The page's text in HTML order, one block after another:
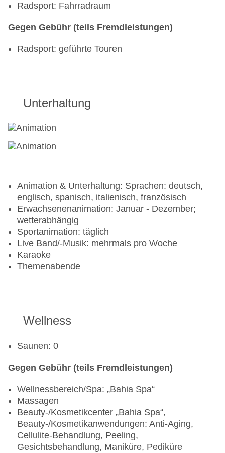
Radsport: Fahrradraum
Gegen Gebühr (teils Fremdleistungen)
Radsport: geführte Touren
Unterhaltung
Animation & Unterhaltung: Sprachen: deutsch,
englisch, spanisch, italienisch, französisch
Erwachsenenanimation: Januar - Dezember;
wetterabhängig
Sportanimation: täglich
Live Band/-Musik: mehrmals pro Woche
Karaoke
Themenabende
Wellness
Saunen: 0
Gegen Gebühr (teils Fremdleistungen)
Wellnessbereich/Spa: „Bahia Spa“
Massagen
Beauty-/Kosmetikcenter „Bahia Spa“,
Beauty-/Kosmetikanwendungen: Anti-Aging,
Cellulite-Behandlung, Peeling,
Gesichtsbehandlung, Maniküre, Pediküre